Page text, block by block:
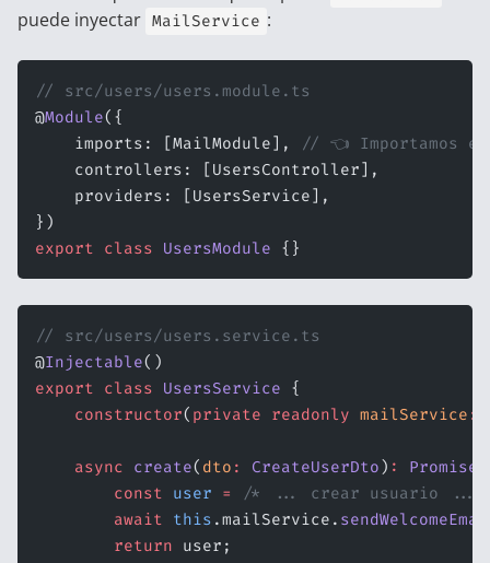
puede inyectar MailService :
// src/users/users.module.ts
@Module({
    imports: [MailModule],
// 👈 Importamos el
    controllers: [UsersController],
    providers: [UsersService],
})
export class UsersModule {}
// src/users/users.service.ts
@Injectable()
export class UsersService {
    constructor
( private readonly mailService :
    async
create( dto : CreateUserDto) : Promise
        const
user =
/* ... crear usuario ...
        await
this .mailService.
        return
user;